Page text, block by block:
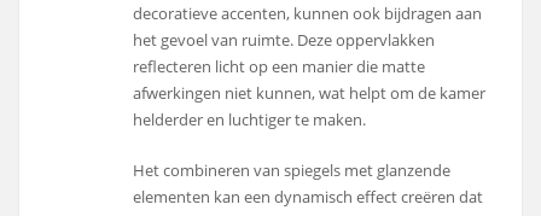
decoratieve accenten, kunnen ook bijdragen aan
het gevoel van ruimte. Deze oppervlakken
reflecteren licht op een manier die matte
afwerkingen niet kunnen, wat helpt om de kamer
helderder en luchtiger te maken.
Het combineren van spiegels met glanzende
elementen kan een dynamisch effect creëren dat